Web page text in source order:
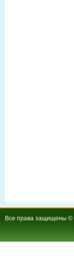
Все права защищены ©